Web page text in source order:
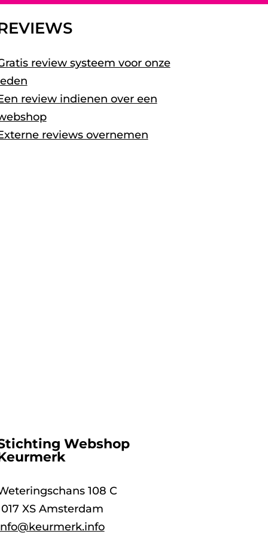
review systeem voor onze
review indienen over een
reviews overnemen
Webshop
108 C
XS Amsterdam